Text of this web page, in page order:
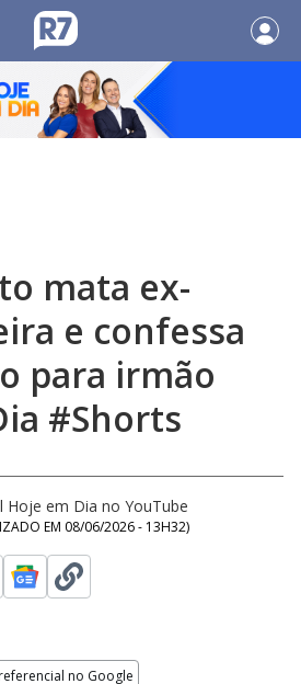
mata ex-
e confessa
para irmão
#Shorts
Hoje em Dia no YouTube
EM 08/06/2026 - 13H32)
no Google